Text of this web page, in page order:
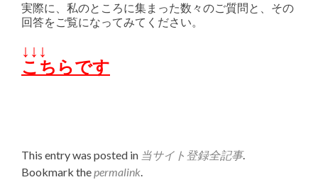
実際に、私のところに集まった数々のご質問と、その
回答をご覧になってみてください。
↓↓↓
こちらです
This entry was posted in 当サイト登録全記事.
Bookmark thepermalink.